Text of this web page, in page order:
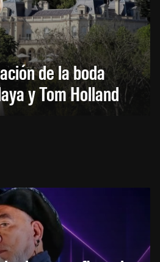
de la boda
y Tom Holland